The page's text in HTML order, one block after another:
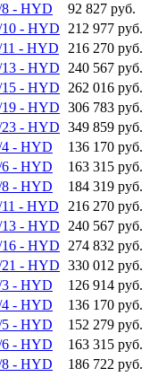
8 - HYD
92 827 руб.
10 - HYD 212 977 руб.
11 - HYD
216 270 руб.
13 - HYD 240 567 руб.
15 - HYD 262 016 руб.
19 - HYD 306 783 руб.
23 - HYD 349 859 руб.
4 - HYD
136 170 руб.
6 - HYD
163 315 руб.
8 - HYD
184 319 руб.
11 - HYD
216 270 руб.
13 - HYD 240 567 руб.
16 - HYD 274 832 руб.
21 - HYD 330 012 руб.
3 - HYD
126 914 руб.
4 - HYD
136 170 руб.
5 - HYD
152 279 руб.
6 - HYD
163 315 руб.
8 - HYD
186 722 руб.